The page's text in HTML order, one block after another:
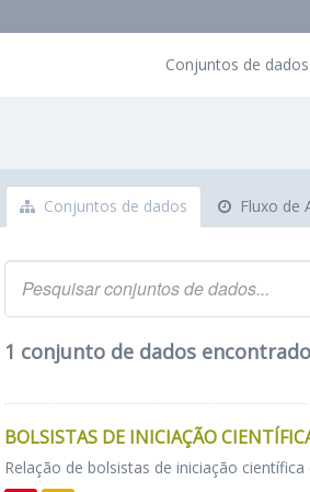
Conjuntos de dados
Conjuntos de dados Fluxo de
1 conjunto de dados encontrado
BOLSISTAS DE INICIAÇÃO
Relação de bolsistas de iniciação